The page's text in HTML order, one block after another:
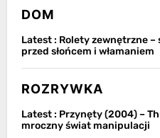
DOM
Latest : Rolety zewnętrzne
przed słońcem i włamaniem
ROZRYWKA
Latest : Przynęty (2004) –
mroczny świat manipulacji